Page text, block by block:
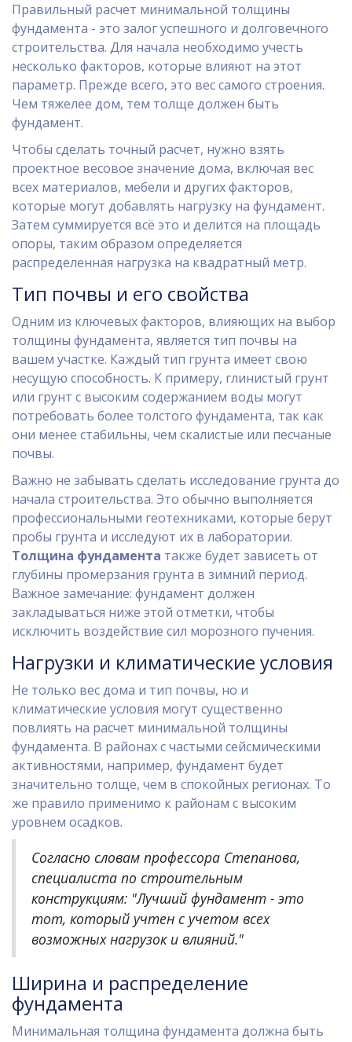
Правильный расчет минимальной толщины
фундамента - это залог успешного и долговечного
строительства. Для начала необходимо учесть
несколько факторов, которые влияют на этот
параметр. Прежде всего, это вес самого строения.
Чем тяжелее дом, тем толще должен быть
фундамент.
Чтобы сделать точный расчет, нужно взять
проектное весовое значение дома, включая вес
всех материалов, мебели и других факторов,
которые могут добавлять нагрузку на фундамент.
Затем суммируется всё это и делится на площадь
опоры, таким образом определяется
распределенная нагрузка на квадратный метр.
Тип почвы и его свойства
Одним из ключевых факторов, влияющих на выбор
толщины фундамента, является тип почвы на
вашем участке. Каждый тип грунта имеет свою
несущую способность. К примеру, глинистый грунт
или грунт с высоким содержанием воды могут
потребовать более толстого фундамента, так как
они менее стабильны, чем скалистые или песчаные
почвы.
Важно не забывать сделать исследование грунта до
начала строительства. Это обычно выполняется
профессиональными геотехниками, которые берут
пробы грунта и исследуют их в лаборатории.
Толщина фундамента также будет зависеть от
глубины промерзания грунта в зимний период.
Важное замечание: фундамент должен
закладываться ниже этой отметки, чтобы
исключить воздействие сил морозного пучения.
Нагрузки и климатические условия
Не только вес дома и тип почвы, но и
климатические условия могут существенно
повлиять на расчет минимальной толщины
фундамента. В районах с частыми сейсмическими
активностями, например, фундамент будет
значительно толще, чем в спокойных регионах. То
же правило применимо к районам с высоким
уровнем осадков.
Согласно словам профессора Степанова,
специалиста по строительным
конструкциям: "Лучший фундамент - это
тот, который учтен с учетом всех
возможных нагрузок и влияний."
Ширина и распределение
фундамента
Минимальная толщина фундамента должна быть